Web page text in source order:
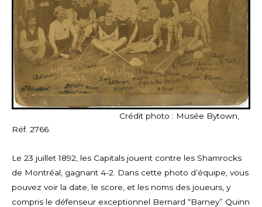
Crédit photo : Musée Bytown,
Réf. 2766.
Le 23 juillet 1892, les Capitals jouent contre les Shamrocks
de Montréal, gagnant 4-2. Dans cette photo d’équipe, vous
pouvez voir la date, le score, et les noms des joueurs, y
compris le défenseur exceptionnel Bernard “Barney” Quinn